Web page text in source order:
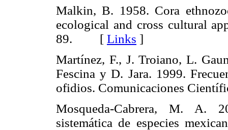
Malkin, B. 1958. Cora
ecological and cross cultural
89. [ Links ]
Martínez, F., J. Troiano, L.
Fescina y D. Jara. 1999.
ofidios. Comunicaciones
Mosqueda-Cabrera, M. A.
sistemática de especies